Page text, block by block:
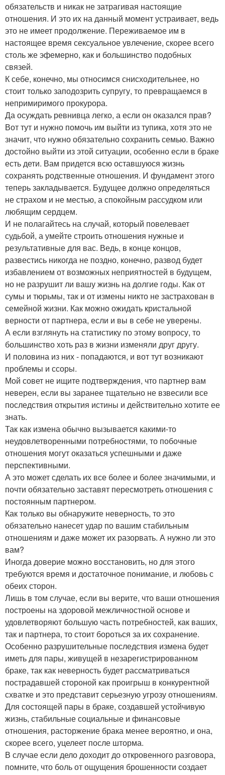
обязательств и никак не затрагивая настоящие
отношения. И это их на данный момент устраивает, ведь
это не имеет продолжение. Переживаемое им в
настоящее время сексуальное увлечение, скорее всего
столь же эфемерно, как и большинство подобных
связей.
К себе, конечно, мы относимся снисходительнее, но
стоит только заподозрить супругу, то превращаемся в
непримиримого прокурора.
Да осуждать ревнивца легко, а если он оказался прав?
Вот тут и нужно помочь им выйти из тупика, хотя это не
значит, что нужно обязательно сохранить семью. Важно
достойно выйти из этой ситуации, особенно если в браке
есть дети. Вам придется всю оставшуюся жизнь
сохранять родственные отношения. И фундамент этого
теперь закладывается. Будущее должно определяться
не страхом и не местью, а спокойным рассудком или
любящим сердцем.
И не полагайтесь на случай, который повелевает
судьбой, а умейте строить отношения нужные и
результативные для вас. Ведь, в конце концов,
развестись никогда не поздно, конечно, развод будет
избавлением от возможных неприятностей в будущем,
но не разрушит ли вашу жизнь на долгие годы. Как от
сумы и тюрьмы, так и от измены никто не застрахован в
семейной жизни. Как можно ожидать кристальной
верности от партнера, если и вы в себе не уверены.
А если взглянуть на статистику по этому вопросу, то
большинство хоть раз в жизни изменяли друг другу.
И половина из них - попадаются, и вот тут возникают
проблемы и ссоры.
Мой совет не ищите подтверждения, что партнер вам
неверен, если вы заранее тщательно не взвесили все
последствия открытия истины и действительно хотите ее
знать.
Так как измена обычно вызывается какими-то
неудовлетворенными потребностями, то побочные
отношения могут оказаться успешными и даже
перспективными.
А это может сделать их все более и более значимыми, и
почти обязательно заставят пересмотреть отношения с
постоянным партнером.
Как только вы обнаружите неверность, то это
обязательно нанесет удар по вашим стабильным
отношениям и даже может их разорвать. А нужно ли это
вам?
Иногда доверие можно восстановить, но для этого
требуются время и достаточное понимание, и любовь с
обеих сторон.
Лишь в том случае, если вы верите, что ваши отношения
построены на здоровой межличностной основе и
удовлетворяют большую часть потребностей, как ваших,
так и партнера, то стоит бороться за их сохранение.
Особенно разрушительные последствия измена будет
иметь для пары, живущей в незарегистрированном
браке, так как неверность будет рассматриваться
пострадавшей стороной как проигрыш в конкурентной
схватке и это представит серьезную угрозу отношениям.
Для состоящей пары в браке, создавшей устойчивую
жизнь, стабильные социальные и финансовые
отношения, расторжение брака менее вероятно, и она,
скорее всего, уцелеет после шторма.
В случае если дело доходит до откровенного разговора,
помните, что боль от ощущения брошенности создает